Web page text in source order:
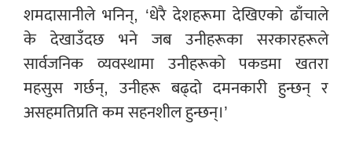
शमदासानीले भनिन्, ‘धेरै देशहरूमा देखिएको ढाँचाले
के देखाउँदछ भने जब उनीहरूका सरकारहरूले
सार्वजनिक व्यवस्थामा उनीहरूको पकडमा खतरा
महसुस गर्छन्, उनीहरू बढ्दो दमनकारी हुन्छन् र
असहमतिप्रति कम सहनशील हुन्छन्।’